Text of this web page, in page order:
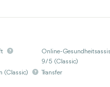
Online-
9/5 (Classic)
(Classic) Transfer